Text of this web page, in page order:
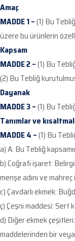
Amaç
MADDE 1 –(1) Bu
üzere bu ürünlerin
Kapsam
MADDE 2 –(1) Bu
(2) Bu Tebliğ
Dayanak
MADDE 3 –(1) Bu
Tanımlar ve
MADDE 4 –(1) Bu
a) A: Bu Tebliğ
b) Coğrafi işaret:
menşe adını ve
c) Çavdarlı ekmek:
ç) Çeşni maddesi:
d) Diğer ekmek
maddelerinden bir